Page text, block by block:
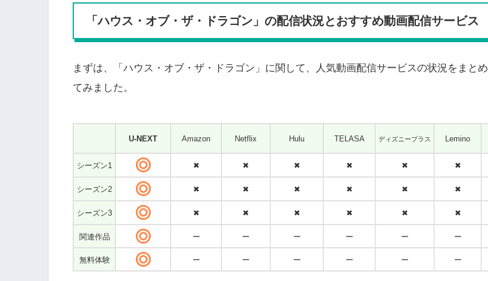
「ハウス・オブ・ザ・ドラゴン」の配信状況とおすすめ動画配信サービス
まずは、「ハウス・オブ・ザ・ドラゴン」に関して、人気動画配信サービスの状況をまとめ
てみました。
U-NEXT Amazon Netflix Hulu TELASA ディズニープラス Lemino
シーズン1 ✖ ✖ ✖ ✖ ✖ ✖
シーズン2 ✖ ✖ ✖ ✖ ✖ ✖
シーズン3 ✖ ✖ ✖ ✖ ✖ ✖
関連作品 ー ー ー ー ー ー
無料体験 ー ー ー ー ー ー